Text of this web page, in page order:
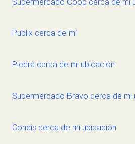
Publix cerca de mí
Piedra cerca de mi ubicación
Supermercado Bravo cerca de mi
Condis cerca de mi ubicación